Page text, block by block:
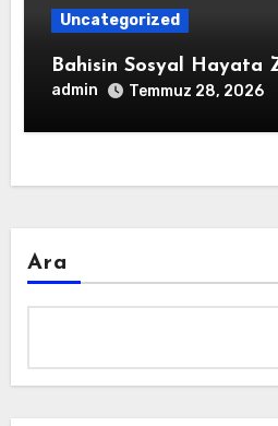
Uncategorized
Bahisin Sosyal Hayata
admin Temmuz 28, 2026
Ara